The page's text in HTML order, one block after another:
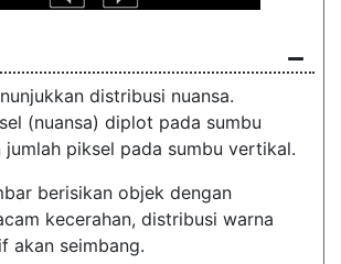
distribusi nuansa.
(nuansa) diplot pada sumbu
jumlah piksel pada sumbu vertikal.
berisikan objek dengan
kecerahan, distribusi warna
akan seimbang.